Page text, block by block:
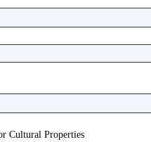
Cultural Properties